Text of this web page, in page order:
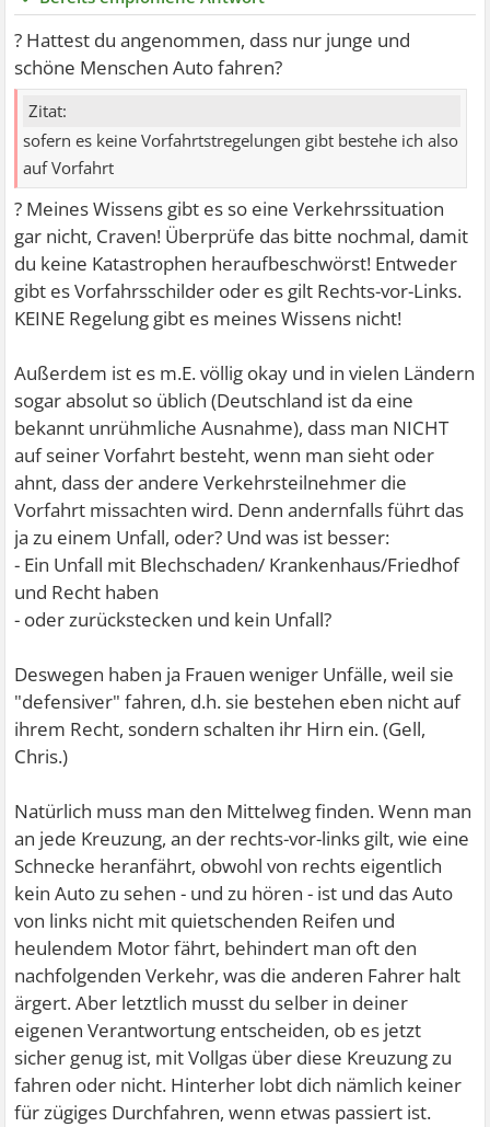
? Hattest du angenommen, dass nur junge und
schöne Menschen Auto fahren?
Zitat:
sofern es keine Vorfahrtstregelungen gibt bestehe ich also
auf Vorfahrt
? Meines Wissens gibt es so eine Verkehrssituation
gar nicht, Craven! Überprüfe das bitte nochmal, damit
du keine Katastrophen heraufbeschwörst! Entweder
gibt es Vorfahrsschilder oder es gilt Rechts-vor-Links.
KEINE Regelung gibt es meines Wissens nicht!
Außerdem ist es m.E. völlig okay und in vielen Ländern
sogar absolut so üblich (Deutschland ist da eine
bekannt unrühmliche Ausnahme), dass man NICHT
auf seiner Vorfahrt besteht, wenn man sieht oder
ahnt, dass der andere Verkehrsteilnehmer die
Vorfahrt missachten wird. Denn andernfalls führt das
ja zu einem Unfall, oder? Und was ist besser:
- Ein Unfall mit Blechschaden/ Krankenhaus/Friedhof
und Recht haben
- oder zurückstecken und kein Unfall?
Deswegen haben ja Frauen weniger Unfälle, weil sie
"defensiver" fahren, d.h. sie bestehen eben nicht auf
ihrem Recht, sondern schalten ihr Hirn ein. (Gell,
Chris.)
Natürlich muss man den Mittelweg finden. Wenn man
an jede Kreuzung, an der rechts-vor-links gilt, wie eine
Schnecke heranfährt, obwohl von rechts eigentlich
kein Auto zu sehen - und zu hören - ist und das Auto
von links nicht mit quietschenden Reifen und
heulendem Motor fährt, behindert man oft den
nachfolgenden Verkehr, was die anderen Fahrer halt
ärgert. Aber letztlich musst du selber in deiner
eigenen Verantwortung entscheiden, ob es jetzt
sicher genug ist, mit Vollgas über diese Kreuzung zu
fahren oder nicht. Hinterher lobt dich nämlich keiner
für zügiges Durchfahren, wenn etwas passiert ist.